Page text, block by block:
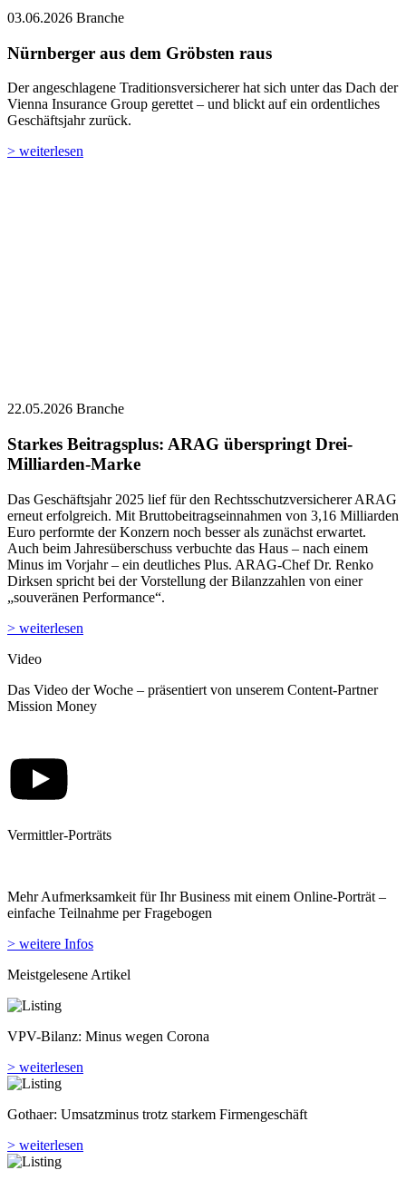
03.06.2026 Branche
Nürnberger aus dem Gröbsten raus
Der angeschlagene Traditionsversicherer hat sich unter das Dach der
Vienna Insurance Group gerettet – und blickt auf ein ordentliches
Geschäftsjahr zurück.
> weiterlesen
22.05.2026 Branche
Starkes Beitragsplus: ARAG überspringt Drei-
Milliarden-Marke
Das Geschäftsjahr 2025 lief für den Rechtsschutzversicherer ARAG
erneut erfolgreich. Mit Bruttobeitragseinnahmen von 3,16 Milliarden
Euro performte der Konzern noch besser als zunächst erwartet.
Auch beim Jahresüberschuss verbuchte das Haus – nach einem
Minus im Vorjahr – ein deutliches Plus. ARAG-Chef Dr. Renko
Dirksen spricht bei der Vorstellung der Bilanzzahlen von einer
„souveränen Performance“.
> weiterlesen
Video
Das Video der Woche – präsentiert von unserem Content-Partner
Mission Money
Vermittler-Porträts
Mehr Aufmerksamkeit für Ihr Business mit einem Online-Porträt –
einfache Teilnahme per Fragebogen
> weitere Infos
Meistgelesene Artikel
VPV-Bilanz: Minus wegen Corona
> weiterlesen
Gothaer: Umsatzminus trotz starkem Firmengeschäft
> weiterlesen